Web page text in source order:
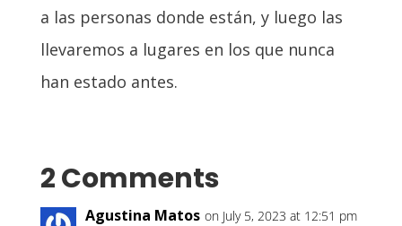
a las personas donde están, y luego las
llevaremos a lugares en los que nunca
han estado antes.
2 Comments
Agustina Matos on July 5, 2023 at 12:51 pm